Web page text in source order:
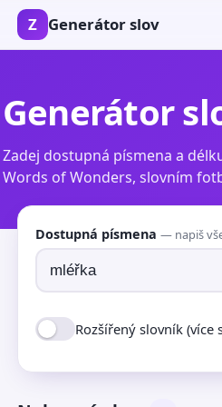
Z Generátor slov
Generátor
Zadej dostupná písmena a
Words of Wonders, slovním
Dostupná písmena— napiš
Rozšířený slovník(více